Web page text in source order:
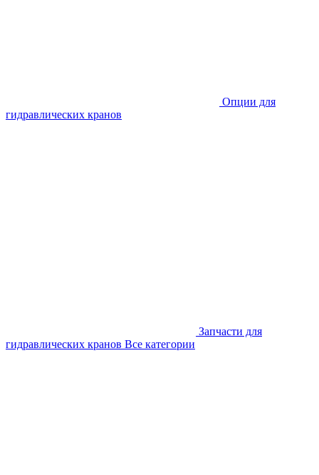
Опции для
гидравлических кранов
Запчасти для
гидравлических кранов Все категории